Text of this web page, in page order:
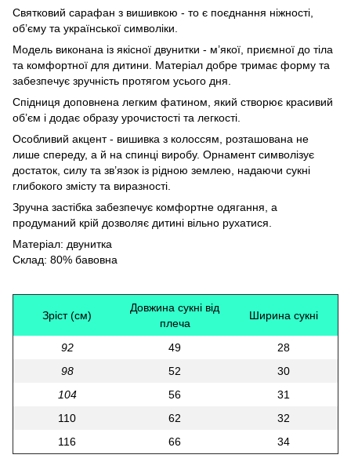
Святковий сарафан з вишивкою - то є поєднання ніжності,
об’єму та української символіки.
Модель виконана із якісної двунитки - м’якої, приємної до тіла
та комфортної для дитини. Матеріал добре тримає форму та
забезпечує зручність протягом усього дня.
Спідниця доповнена легким фатином, який створює красивий
об’єм і додає образу урочистості та легкості.
Особливий акцент - вишивка з колоссям, розташована не
лише спереду, а й на спинці виробу. Орнамент символізує
достаток, силу та зв’язок із рідною землею, надаючи сукні
глибокого змісту та виразності.
Зручна застібка забезпечує комфортне одягання, а
продуманий крій дозволяє дитині вільно рухатися.
Матеріал: двунитка
Склад: 80% бавовна
Зріст (см)
Довжина сукні від
плеча
Ширина сукні
92 49
28
98
52
30
104
56
31
110
62
32
116
66 34